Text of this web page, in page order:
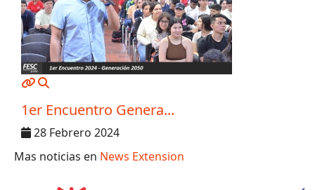
MOD_JTCS_VIEW_ARTICLE_LINK
1er Encuentro Genera...
28 Febrero 2024
Mas noticias en News Extension